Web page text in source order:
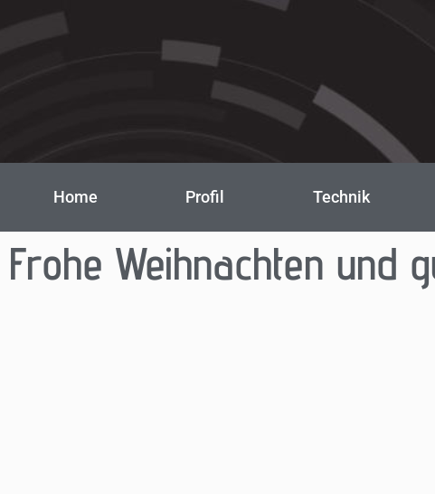
Home Profil Technik
Frohe Weihnachten und